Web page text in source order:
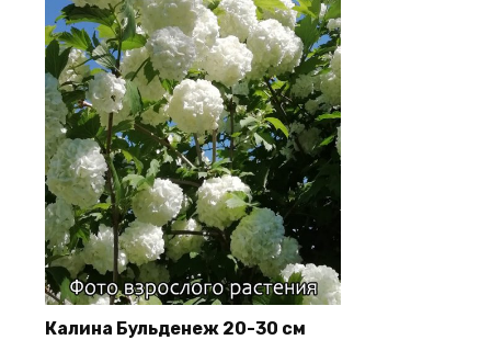
Калина Бульденеж 20-30 см